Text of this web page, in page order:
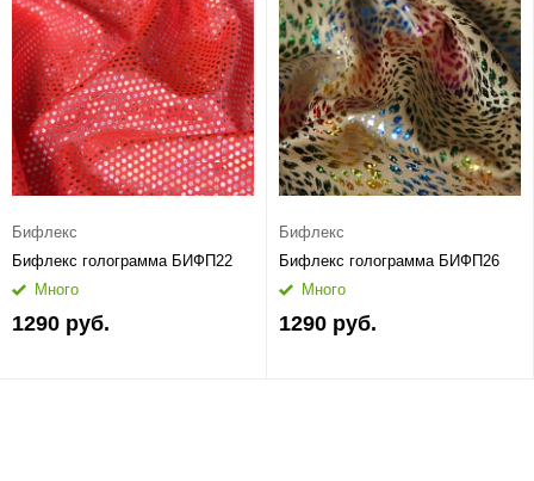
Бифлекс
Бифлекс голограмма БИФП22
Много
1290 руб.
Бифлекс
Бифлекс голограмма БИФП26
Много
1290 руб.